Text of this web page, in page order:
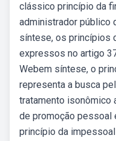
clássico princípio da
administrador público
síntese, os princípios
expressos no artigo
Webem síntese, o
representa a busca
tratamento isonômico
de promoção pessoal
princípio da